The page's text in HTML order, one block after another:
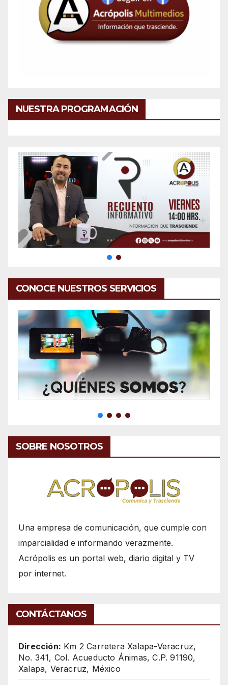
NUESTRA PROGRAMACIÓN
CONOCE NUESTROS SERVICIOS
SOBRE NOSOTROS
Una empresa de comunicación, que cumple con
imparcialidad e informando verazmente.
Acrópolis es un portal web, diario digital y TV
por internet.
CONTÁCTANOS
Dirección: Km 2 Carretera Xalapa-Veracruz,
No. 341, Col. Acueducto Ánimas, C.P. 91190,
Xalapa, Veracruz, México